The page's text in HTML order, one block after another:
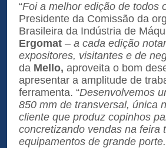
“Foi a melhor edição de todos
Presidente da Comissão da
Brasileira da Indústria de
Ergomat – a cada edição
expositores, visitantes e de
da Mello, aproveita o bom
apresentar a amplitude de
ferramenta. “Desenvolvemos
850 mm de transversal, única
cliente que produz copinhos
concretizando vendas na feira
equipamentos de grande